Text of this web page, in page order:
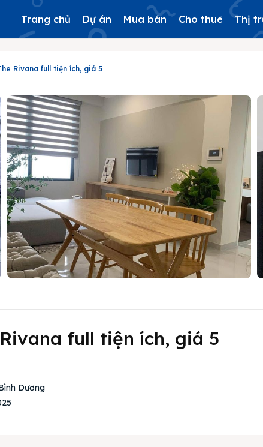
Trang chủ Dự án Mua bán Cho thuê Thị
Rivana full tiện ích, giá 5
full tiện ích, giá 5
Dương